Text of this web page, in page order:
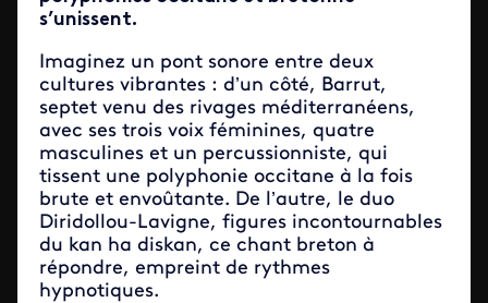
s’unissent.
Imaginez un pont sonore entre deux
cultures vibrantes : d’un côté, Barrut,
septet venu des rivages méditerranéens,
avec ses trois voix féminines, quatre
masculines et un percussionniste, qui
tissent une polyphonie occitane à la fois
brute et envoûtante. De l’autre, le duo
Diridollou-Lavigne, figures incontournables
du kan ha diskan, ce chant breton à
répondre, empreint de rythmes
hypnotiques.